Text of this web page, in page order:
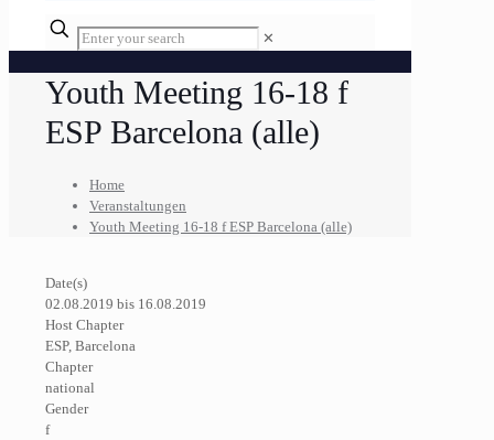
✕
Youth Meeting 16-18 f
ESP Barcelona (alle)
Home
Veranstaltungen
Youth Meeting 16-18 f ESP Barcelona (alle)
Date(s)
02.08.2019 bis 16.08.2019
Host Chapter
ESP, Barcelona
Chapter
national
Gender
f